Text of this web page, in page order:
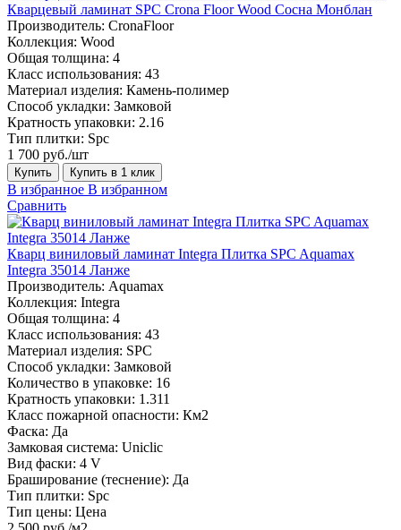
Кварцевый ламинат SPC Crona Floor Wood Сосна Монблан
Производитель: CronaFloor
Коллекция: Wood
Общая толщина: 4
Класс использования: 43
Материал изделия: Камень-полимер
Способ укладки: Замковой
Кратность упаковки: 2.16
Тип плитки: Spc
1 700 руб./шт
Купить Купить в 1 клик
В избранное В избранном
Сравнить
Кварц виниловый ламинат Integra Плитка SPC Aquamax
Integra 35014 Ланже
Производитель: Aquamax
Коллекция: Integra
Общая толщина: 4
Класс использования: 43
Материал изделия: SPC
Способ укладки: Замковой
Количество в упаковке: 16
Кратность упаковки: 1.311
Класс пожарной опасности: Км2
Фаска: Да
Замковая система: Uniclic
Вид фаски: 4 V
Браширование (теснение): Да
Тип плитки: Spc
Тип цены: Цена